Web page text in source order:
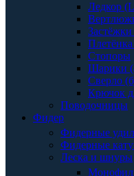
Ледкор
Стопоры
Шарики
Сверло
Крючок
Поводочницы
Фидер
Фидерные
Фидерные
Леска и шнуры